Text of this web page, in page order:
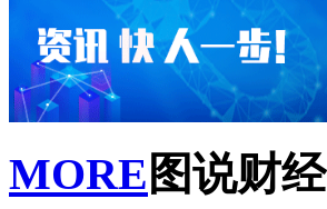
MORE 图说财经